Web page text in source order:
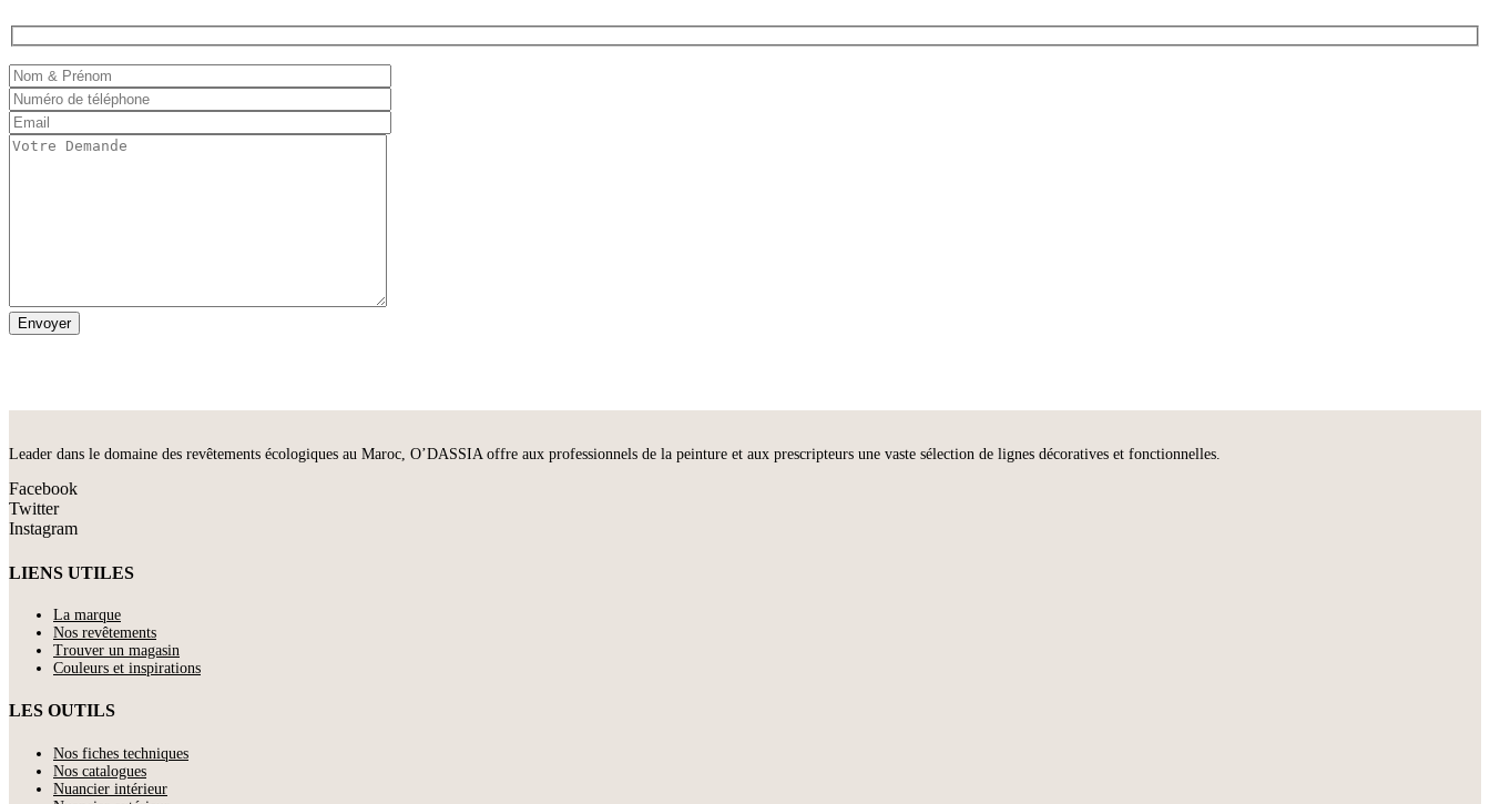
Leader dans le domaine des revêtements écologiques au Maroc, O’DASSIA offre aux professionnels de la peinture et aux prescripteurs une vaste sélection de lignes décoratives et fonctionnelles.
Facebook
Twitter
Instagram
LIENS UTILES
La marque
Nos revêtements
Trouver un magasin
Couleurs et inspirations
LES OUTILS
Nos fiches techniques
Nos catalogues
Nuancier intérieur